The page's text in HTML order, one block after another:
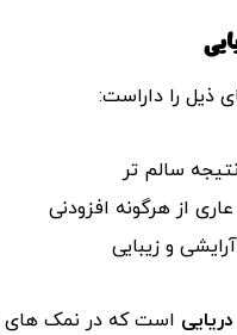
ذیل را داراست:
سالم تر
از هرگونه افزودنی
و زیبایی
است که در نمک های